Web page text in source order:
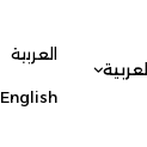
العربية
العربية
English